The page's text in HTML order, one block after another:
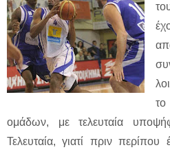
το
ομάδων, με τελευταία
Τελευταία, γιατί πριν